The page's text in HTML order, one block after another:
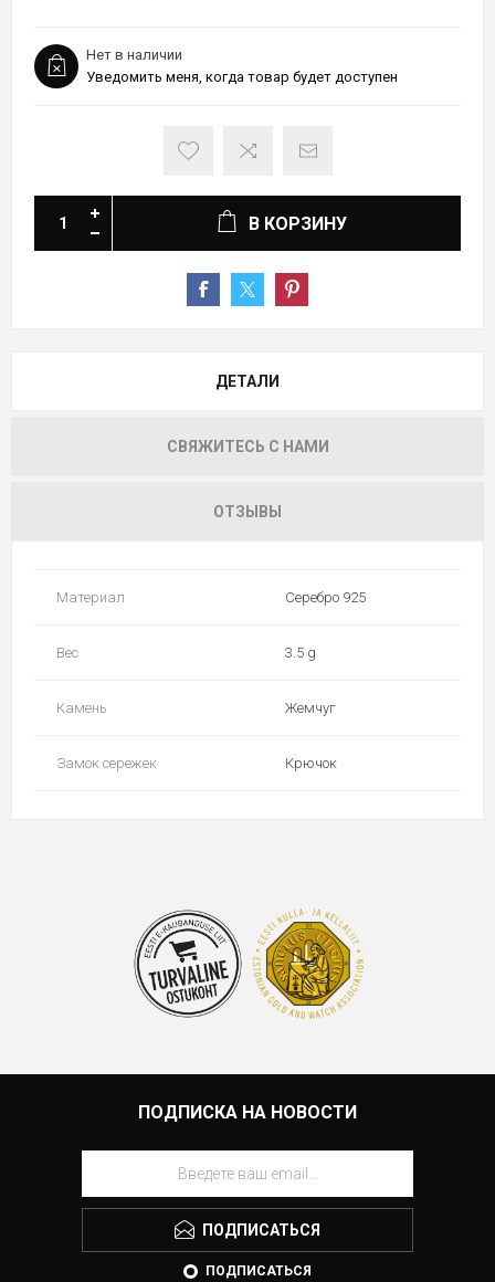
Нет в наличии
Уведомить меня, когда товар будет доступен
В КОРЗИНУ
ДЕТАЛИ
СВЯЖИТЕСЬ С НАМИ
ОТЗЫВЫ
Материал Серебро 925
Вес 3.5 g
Камень Жемчуг
Замок сережек Крючок
ПОДПИСКА НА НОВОСТИ
ПОДПИСАТЬСЯ
ПОДПИСАТЬСЯ